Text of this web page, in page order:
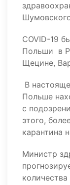
COVID-19
Польши в
Щецине,
В
Польше
с
этого,
карантина
Министр